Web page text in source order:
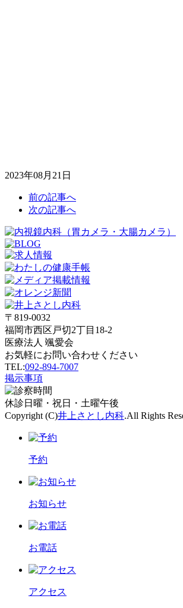
2023年08月21日
前の記事へ
次の記事へ
〒819-0032
福岡市西区戸切2丁目18-2
医療法人 颯愛会
お気軽にお問い合わせください
TEL:092-894-7007
掲示事項
休診 日曜・祝日・土曜午後
Copyright (C)井上さとし内科.All Rights
予約
お知らせ
お電話
アクセス